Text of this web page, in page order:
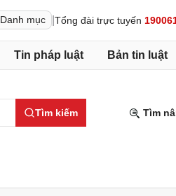
Danh mục Tổng đài trực tuyến
Tin pháp luật Bản tin luật
Tìm kiếm Tìm